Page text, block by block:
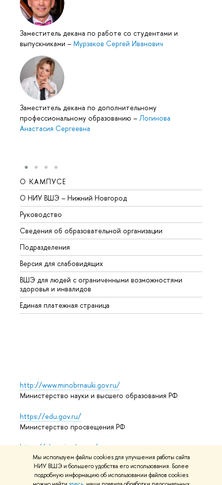
Мы используем файлы cookies для улучшения работы сайта
НИУ ВШЭ и большего удобства его использования. Более
подробную информацию об использовании файлов cookies
Заместитель декана по работе со студентами и
выпускниками – Мурзаков Сергей Иванович
Заместитель декана по дополнительному
профессиональному образованию – Логинова
Анастасия Сергеевна
О КАМПУСЕ
О НИУ ВШЭ – Нижний Новгород
Руководство
Сведения об образовательной организации
Подразделения
Версия для слабовидящих
ВШЭ для людей с ограниченными возможностями
здоровья и инвалидов
Единая платежная страница
http://www.minobrnauki.gov.ru/
Министерство науки и высшего образования РФ
https://edu.gov.ru/
Министерство просвещения РФ
https://elearning.hse.ru/mooc
Массовые открытые онлайн-курсы